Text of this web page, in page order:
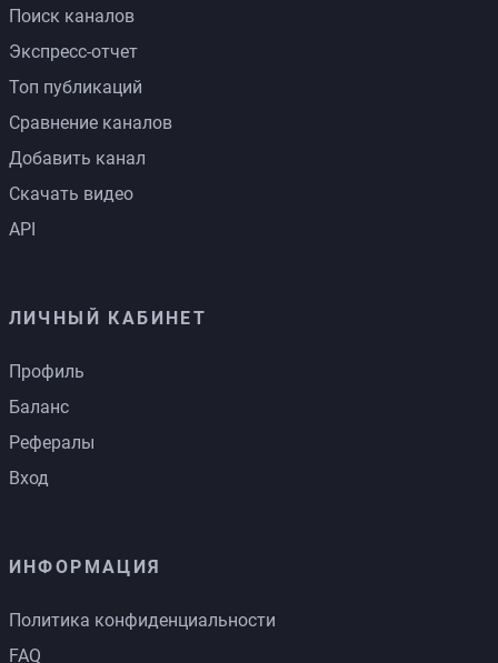
Поиск каналов
Экспресс-отчет
Топ публикаций
Сравнение каналов
Добавить канал
Скачать видео
API
ЛИЧНЫЙ КАБИНЕТ
Профиль
Баланс
Рефералы
Вход
ИНФОРМАЦИЯ
Политика конфиденциальности
FAQ